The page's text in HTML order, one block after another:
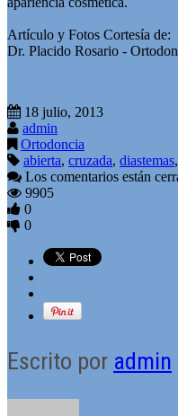
Artículo y Fotos Cortesí­a de:
Dr. Placido Rosario -
18 julio, 2013
admin
Ortodoncia
abierta, cruzada, diastemas,
Los comentarios están
9905
0
0
Escrito por admin